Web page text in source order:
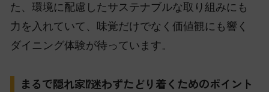
た、環境に配慮したサステナブルな取り組みにも
力を入れていて、味覚だけでなく価値観にも響く
ダイニング体験が待っています。
まるで隠れ家⁉迷わずたどり着くためのポイント